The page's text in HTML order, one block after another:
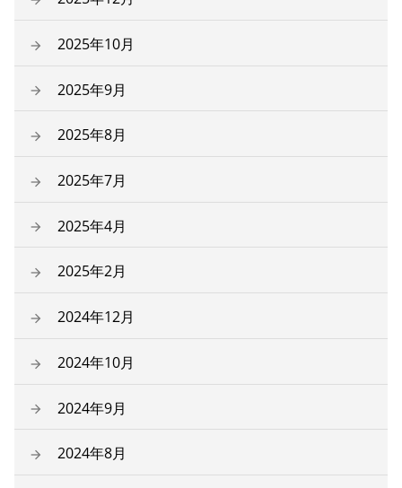
2025年10月
2025年9月
2025年8月
2025年7月
2025年4月
2025年2月
2024年12月
2024年10月
2024年9月
2024年8月